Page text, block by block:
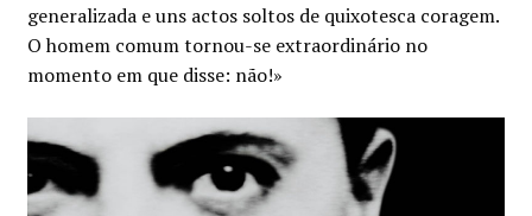
generalizada e uns actos soltos de quixotesca coragem.
O homem comum tornou-se extraordinário no
momento em que disse: não!»